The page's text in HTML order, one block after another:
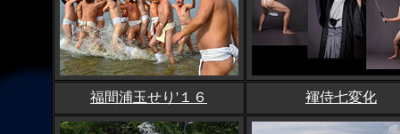
福間浦玉せり'１６ 褌侍七変化